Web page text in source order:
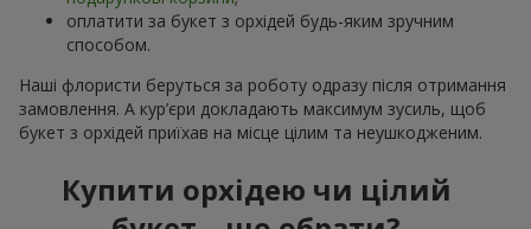
оплатити за букет з орхідей будь-яким зручним
способом.
Наші флористи беруться за роботу одразу після отримання
замовлення. А кур’єри докладають максимум зусиль, щоб
букет з орхідей приїхав на місце цілим та неушкодженим.
Купити орхідею чи цілий